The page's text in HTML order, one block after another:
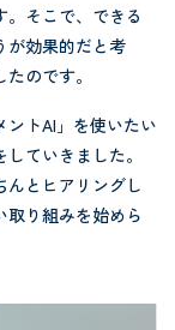
そこで、できる
が効果的だと考
のです。
トAI」を使いたい
ていきました。
んとヒアリングし
取り組みを始めら